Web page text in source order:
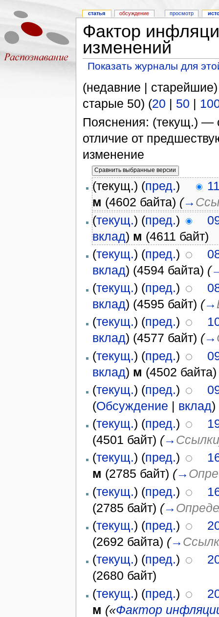
Фактор
изменений
Показать журналы для
(недавние |
старые 50) (20 | 50 |
Пояснения: (текущ.) —
отличие от
изменение
(текущ.) (пред.)
м (4602 байта) (→
(текущ.) (пред.)
вклад) м (4611 байт)
(текущ.) (пред.)
вклад) (4594 байта) (
(текущ.) (пред.)
вклад) (4595 байт) (→
(текущ.) (пред.)
вклад) (4577 байт) (→
(текущ.) (пред.)
вклад) м (4502 байта)
(текущ.) (пред.)
(Обсуждение | вклад)
(текущ.) (пред.)
(4501 байт) (→ Ссылки
(текущ.) (пред.)
м (2785 байт) (→
(текущ.) (пред.)
(2785 байт) (→
(текущ.) (пред.)
(2692 байта) (→
(текущ.) (пред.)
(2680 байт)
(текущ.) (пред.)
м («Фактор
статья обсуждение просмотр